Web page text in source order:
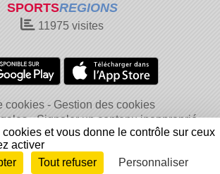
SPORTSREGIONS
11975 visites
cookies
Gestion des cookies
Signaler un contenu inapproprié
? Connexion
et vous donne le contrôle sur ceux
activer
Tout refuser Personnaliser